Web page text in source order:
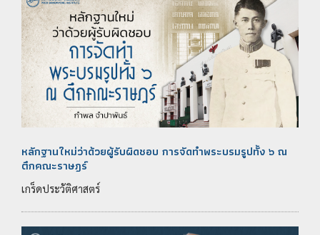
หลักฐานใหม่ว่าด้วยผู้รับผิดชอบ การจัดทำพระบรมรูปทั้ง ๖ ณ
ตึกคณะราษฎร์
เกร็ดประวัติศาสตร์